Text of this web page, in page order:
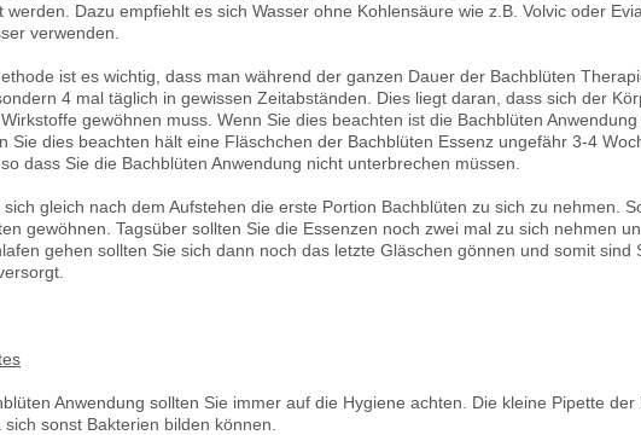
werden. Dazu empfiehlt es sich Wasser ohne Kohlensäure wie z.B. Volvic oder
verwenden.
ist es wichtig, dass man während der ganzen Dauer der Bachblüten
4 mal täglich in gewissen Zeitabständen. Dies liegt daran, dass sich der
gewöhnen muss. Wenn Sie dies beachten ist die Bachblüten
Sie dies beachten hält eine Fläschchen der Bachblüten Essenz ungefähr 3-4
dass Sie die Bachblüten Anwendung nicht unterbrechen müssen.
sich gleich nach dem Aufstehen die erste Portion Bachblüten zu sich zu nehmen.
gewöhnen. Tagsüber sollten Sie die Essenzen noch zwei mal zu sich nehmen
gehen sollten Sie sich dann noch das letzte Gläschen gönnen und somit
Anwendung sollten Sie immer auf die Hygiene achten. Die kleine Pipette
sonst Bakterien bilden können.